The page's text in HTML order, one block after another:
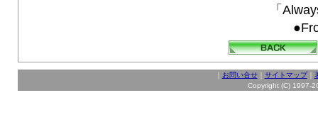
「
お問い合せ｜ サイトマップ｜
Copyright (C) 1997-